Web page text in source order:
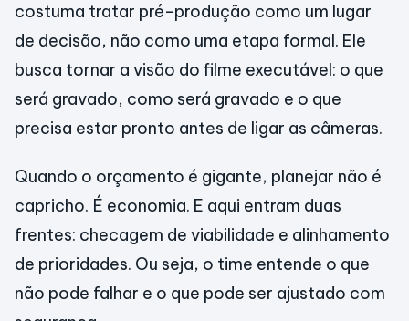
costuma tratar pré-produção como um lugar
de decisão, não como uma etapa formal. Ele
busca tornar a visão do filme executável: o que
será gravado, como será gravado e o que
precisa estar pronto antes de ligar as câmeras.
Quando o orçamento é gigante, planejar não é
capricho. É economia. E aqui entram duas
frentes: checagem de viabilidade e alinhamento
de prioridades. Ou seja, o time entende o que
não pode falhar e o que pode ser ajustado com